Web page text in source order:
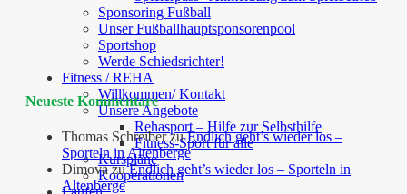
Sponsoring Fußball
Unser Fußballhauptsponsorenpool
Sportshop
Werde Schiedsrichter!
Fitness / REHA
Willkommen/ Kontakt
Unsere Angebote
Rehasport – Hilfe zur Selbsthilfe
Fitness-Sport für alle
Kurspläne
Kooperationen
Neueste Kommentare
Thomas SchreiberzuEndlich geht’s wieder los –
Sporteln in Altenberge
DimovazuEndlich geht’s wieder los – Sporteln in
Altenberge